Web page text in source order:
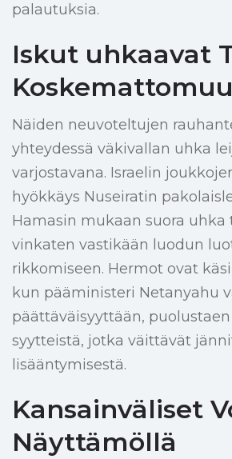
palautuksia.
Iskut uhkaavat
Näiden neuvoteltujen
yhteydessä väkivallan uhka
varjostavana. Israelin
hyökkäys Nuseiratin
Hamasin mukaan suora uhka
vinkaten vastikään luodun
rikkomiseen. Hermot ovat
kun pääministeri Netanyahu
päättäväisyyttään,
syytteistä, jotka väittävät
lisääntymisestä.
Kansainväliset
Näyttämöllä